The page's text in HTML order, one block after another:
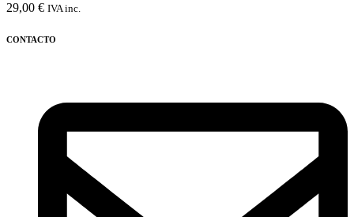
29,00 € IVA inc.
CONTACTO